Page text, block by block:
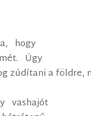
hogy
Úgy
zúdítani a földre,
vashajót